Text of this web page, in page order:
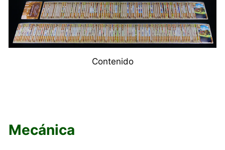
Contenido
Mecánica